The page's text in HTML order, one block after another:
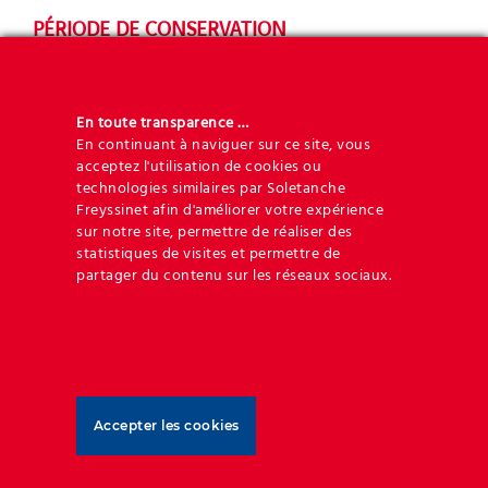
PÉRIODE DE CONSERVATION
pour lesquelles elles sont traitées, conformément
au droit applicable. Ainsi, la durée de conservation
de vos Données Personnelles dépendra de la finalité
de leur traitement, en respectant les règles
empiriques suivantes :
gestion de la relation client : 5 ans après la fin
commerciale concernée ;
En toute transparence …
En continuant à naviguer sur ce site, vous
acceptez l'utilisation de cookies ou
technologies similaires par Soletanche
Freyssinet afin d'améliorer votre expérience
sur notre site, permettre de réaliser des
statistiques de visites et permettre de
partager du contenu sur les réseaux sociaux.
Accepter les cookies